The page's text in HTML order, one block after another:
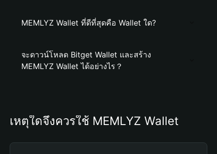
MEMLYZ Wallet ที่ดีที่สุดคือ Wallet ใด?
จะดาวน์โหลด Bitget Wallet และสร้าง
MEMLYZ Wallet ได้อย่างไร？
เหตุใดจึงควรใช้ MEMLYZ Wallet